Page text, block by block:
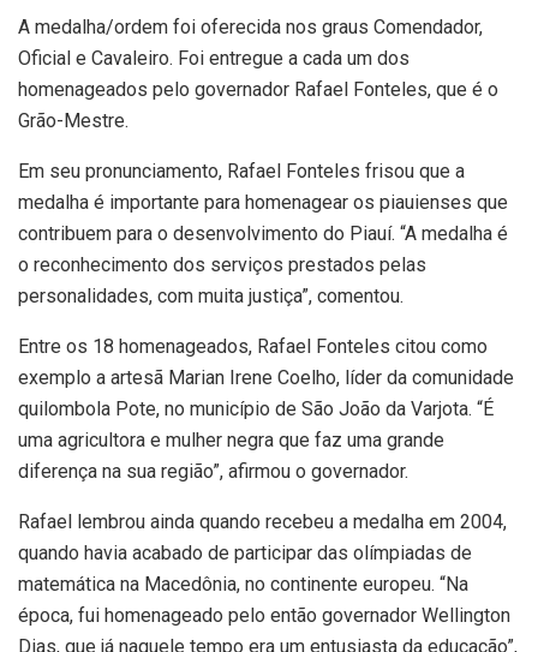
A medalha/ordem foi oferecida nos graus Comendador,
Oficial e Cavaleiro. Foi entregue a cada um dos
homenageados pelo governador Rafael Fonteles, que é o
Grão-Mestre.
Em seu pronunciamento, Rafael Fonteles frisou que a
medalha é importante para homenagear os piauienses que
contribuem para o desenvolvimento do Piauí. “A medalha é
o reconhecimento dos serviços prestados pelas
personalidades, com muita justiça”, comentou.
Entre os 18 homenageados, Rafael Fonteles citou como
exemplo a artesã Marian Irene Coelho, líder da comunidade
quilombola Pote, no município de São João da Varjota. “É
uma agricultora e mulher negra que faz uma grande
diferença na sua região”, afirmou o governador.
Rafael lembrou ainda quando recebeu a medalha em 2004,
quando havia acabado de participar das olímpiadas de
matemática na Macedônia, no continente europeu. “Na
época, fui homenageado pelo então governador Wellington
Dias, que já naquele tempo era um entusiasta da educação”,